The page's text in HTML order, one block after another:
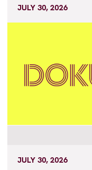
JULY 30, 2026
JULY 30, 2026